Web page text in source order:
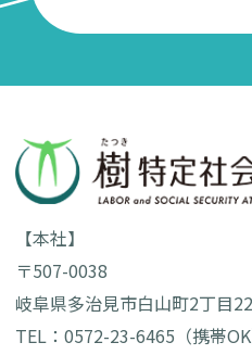
【本社】
〒507-0038
岐阜県多治見市白山町2丁目
TEL：0572-23-6465（携帯OK